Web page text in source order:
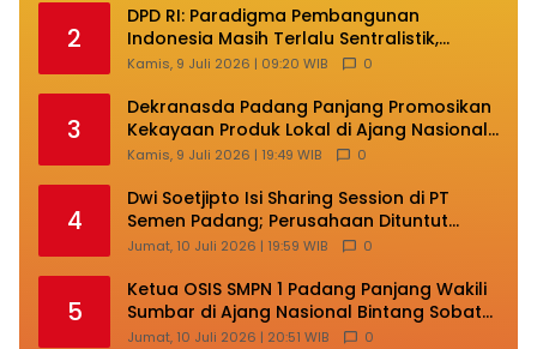
2
DPD RI: Paradigma Pembangunan
Indonesia Masih Terlalu Sentralistik,
Daerah Kepulauan Kehilangan Ruang
Kamis, 9 Juli 2026 | 09:20 WIB 0
3
Dekranasda Padang Panjang Promosikan
Kekayaan Produk Lokal di Ajang Nasional
Makassar
Kamis, 9 Juli 2026 | 19:49 WIB 0
4
Dwi Soetjipto Isi Sharing Session di PT
Semen Padang; Perusahaan Dituntut
Lakukan Transformasi
Jumat, 10 Juli 2026 | 19:59 WIB 0
5
Ketua OSIS SMPN 1 Padang Panjang Wakili
Sumbar di Ajang Nasional Bintang Sobat
SMP
Jumat, 10 Juli 2026 | 20:51 WIB 0